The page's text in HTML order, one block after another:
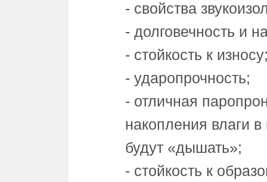
- свойства
- долговечность и
- стойкость к
- ударопрочность;
- отличная
накопления влаги
будут «дышать»;
- стойкость к